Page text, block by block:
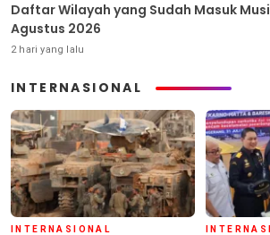
Daftar Wilayah yang Sudah Masuk
Agustus 2026
2 hari yang lalu
INTERNASIONAL
INTERNASIONAL